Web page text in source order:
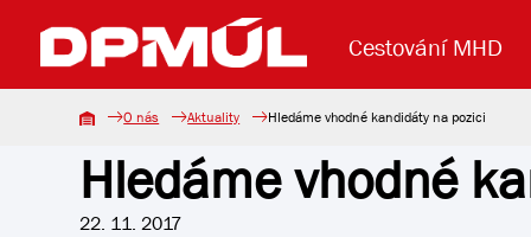
Cestování MHD
Uzavření mostu Dr. E. Beneše Koupit
Lanová dráha Reklama
Základní údaje Aktuality
O nás Aktuality Hledáme vhodné kandidáty na pozici
Hledáme vhodné
22. 11. 2017